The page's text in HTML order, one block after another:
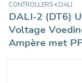
CONTROLLERS
DALI
DALI-2 (DT6)
Voltage
Ampère met